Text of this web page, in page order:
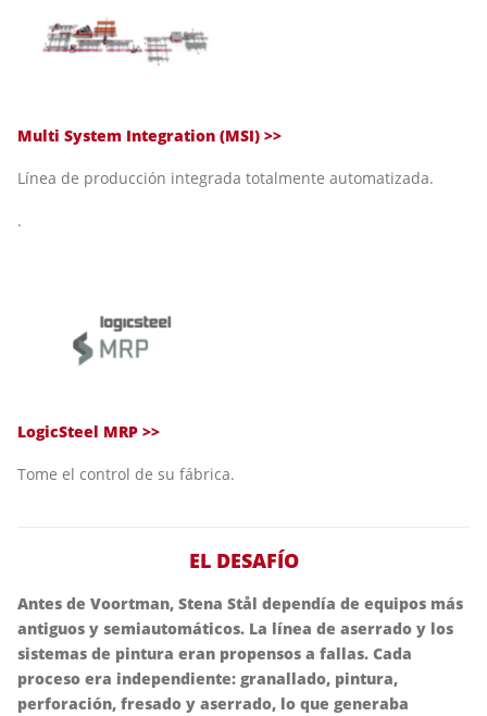
Multi System Integration (MSI) >>
Línea de producción integrada totalmente automatizada.
.
LogicSteel MRP >>
Tome el control de su fábrica.
EL DESAFÍO
Antes de Voortman, Stena Stål dependía de equipos más
antiguos y semiautomáticos. La línea de aserrado y los
sistemas de pintura eran propensos a fallas. Cada
proceso era independiente: granallado, pintura,
perforación, fresado y aserrado, lo que generaba